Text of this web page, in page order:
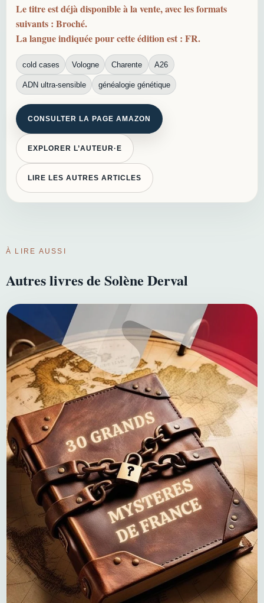
Le titre est déjà disponible à la vente, avec les formats
suivants : Broché.
La langue indiquée pour cette édition est : FR.
cold cases Vologne Charente A26
ADN ultra-sensible généalogie génétique
CONSULTER LA PAGE AMAZON
EXPLORER L’AUTEUR·E
LIRE LES AUTRES ARTICLES
À LIRE AUSSI
Autres livres de Solène Derval